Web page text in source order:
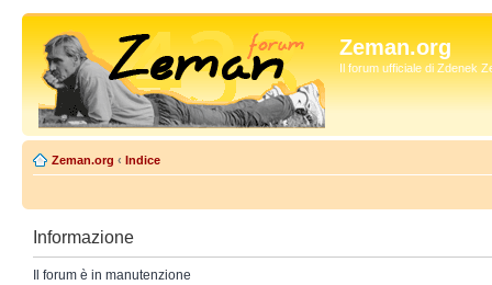
Zeman.org
Il forum ufficiale di Zdenek
Zeman.org ‹ Indice
Informazione
Il forum è in manutenzione